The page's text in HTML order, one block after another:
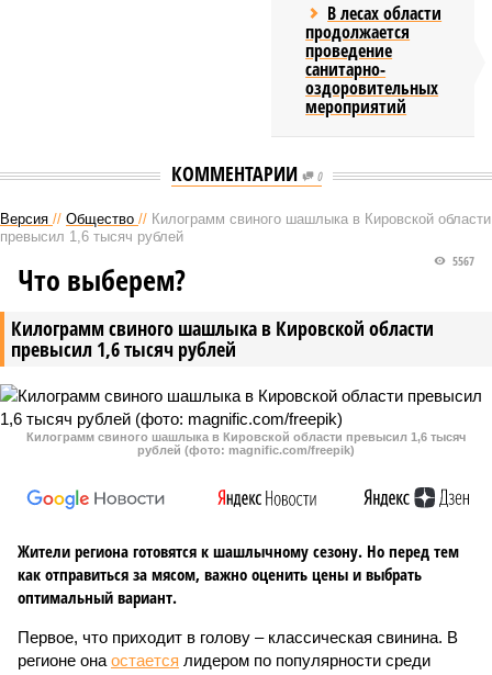
В лесах области
продолжается
проведение
санитарно-
оздоровительных
мероприятий
КОММЕНТАРИИ 0
Версия // Общество // Килограмм свиного шашлыка в Кировской области
превысил 1,6 тысяч рублей
Килограмм свиного шашлыка в Кировской области
превысил 1,6 тысяч рублей
5567
Что выберем?
Килограмм свиного шашлыка в Кировской области превысил 1,6 тысяч
рублей (фото: magnific.com/freepik)
Жители региона готовятся к шашлычному сезону. Но перед тем
как отправиться за мясом, важно оценить цены и выбрать
оптимальный вариант.
Первое, что приходит в голову – классическая свинина. В
регионе она остается лидером по популярности среди